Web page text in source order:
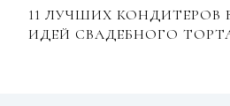
11 ЛУЧШИХ КОНДИТЕРОВ
ИДЕЙ СВАДЕБНОГО